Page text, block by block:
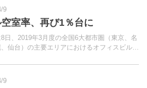
9
室率、再び1％台に
日、2019年3月度の全国6大都市圏（東京、名
仙台）の主要エリアにおけるオフィスビル市
料が同100～300...
9